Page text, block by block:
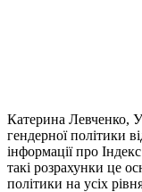
Катерина Левченко,
гендерної політики
інформації про
такі розрахунки це
політики на усіх